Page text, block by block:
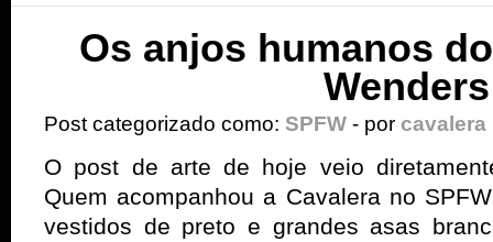
Os anjos humanos
Post categorizado como: SPFW - por cavalera
O post de arte de hoje veio
Quem acompanhou a Cavalera no
vestidos de preto e grandes asas